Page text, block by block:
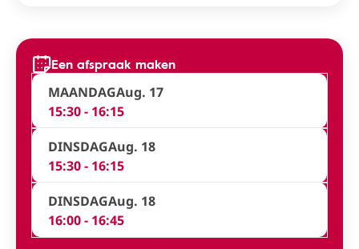
Een afspraak maken
MAANDAGAug. 17
15:30 - 16:15
DINSDAGAug. 18
15:30 - 16:15
DINSDAGAug. 18
16:00 - 16:45